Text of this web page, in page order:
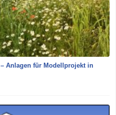
Anlagen für Modellprojekt in